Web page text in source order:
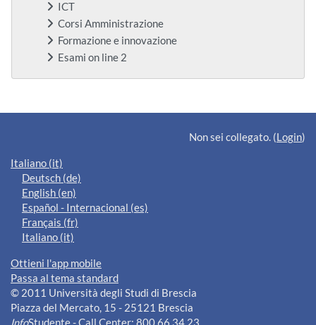
ICT
Corsi Amministrazione
Formazione e innovazione
Esami on line 2
Blocchi supplementari
Non sei collegato. (Login)
Italiano ‎(it)‎
Deutsch ‎(de)‎
English ‎(en)‎
Español - Internacional ‎(es)‎
Français ‎(fr)‎
Italiano ‎(it)‎
Ottieni l'app mobile
Passa al tema standard
© 2011 Università degli Studi di Brescia
Piazza del Mercato, 15 - 25121 Brescia
InfoStudente - Call Center: 800 66 34 23